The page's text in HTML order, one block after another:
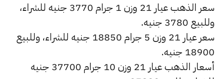
سعر الذهب عيار 21 وزن 1 جرام 3770 جنيه للشراء،
وللبيع 3780 جنيه.
سعر عيار 21 وزن 5 جرام 18850 جنيه للشراء، وللبيع
18900 جنيه.
أسعار الذهب عيار 21 وزن 10 جرام 37700 جنيه